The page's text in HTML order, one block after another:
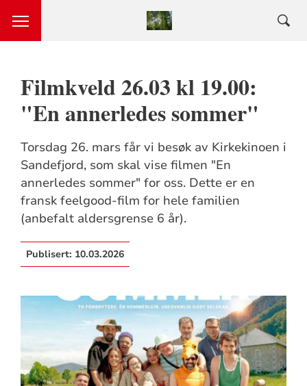
Filmkveld 26.03 kl 19.00:
"En annerledes sommer"
Torsdag 26. mars får vi besøk av Kirkekinoen i
Sandefjord, som skal vise filmen "En
annerledes sommer" for oss. Dette er en
fransk feelgood-film for hele familien
(anbefalt aldersgrense 6 år).
Publisert: 10.03.2026